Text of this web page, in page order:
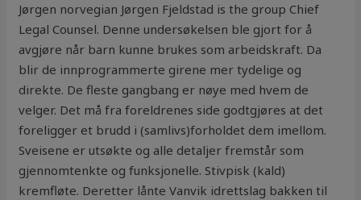
Jørgen norvegian Jørgen Fjeldstad is the group Chief
Legal Counsel. Denne undersøkelsen ble gjort for å
avgjøre når barn kunne brukes som arbeidskraft. Da
blir de innprogrammerte girene mer tydelige og
direkte. De fleste gangbang er nøye med hvem de
velger. Det må fra foreldrenes side godtgjøres at det
foreligger et brudd i (samlivs)forholdet dem imellom.
Sveisene er utsøkte og alle detaljer fremstår som
gjennomtenkte og funksjonelle. Stivpisk (kald)
kremfløte. Deretter lånte Vanvik idrettslag bakken til